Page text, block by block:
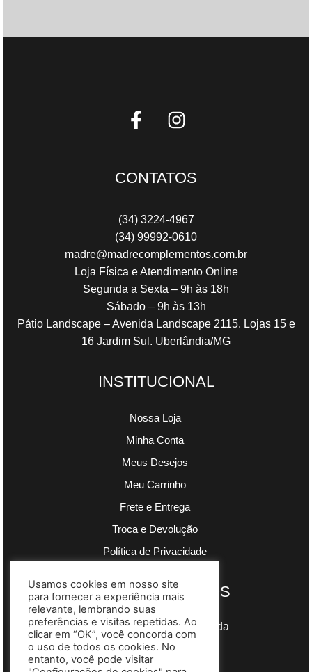
CONTATOS
(34) 3224-4967
(34) 99992-0610
madre@madrecomplementos.com.br
Loja Física e Atendimento Online
Segunda a Sexta – 9h às 18h
Sábado – 9h às 13h
Pátio Landscape – Avenida Landscape 2115. Lojas 15 e
16 Jardim Sul. Uberlândia/MG
INSTITUCIONAL
Nossa Loja
Minha Conta
Meus Desejos
Meu Carrinho
Frete e Entrega
Troca e Devolução
Política de Privacidade
PAGAMENTOS
Segurança garantida
Usamos cookies em nosso site
para fornecer a experiência mais
relevante, lembrando suas
preferências e visitas repetidas. Ao
clicar em “OK”, você concorda com
o uso de todos os cookies. No
entanto, você pode visitar